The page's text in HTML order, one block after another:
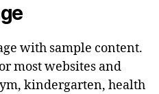
with sample content.
most websites and
kindergarten, health